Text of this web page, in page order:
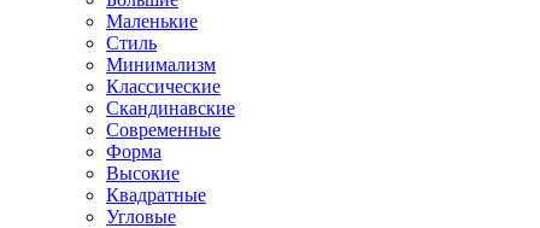
Маленькие
Стиль
Минимализм
Классические
Скандинавские
Современные
Форма
Высокие
Квадратные
Угловые